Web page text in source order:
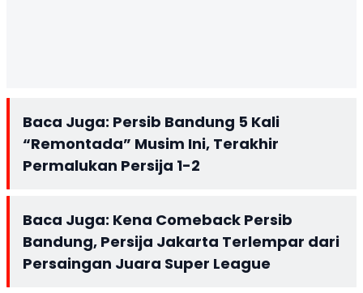
Baca Juga: Persib Bandung 5 Kali
“Remontada” Musim Ini, Terakhir
Permalukan Persija 1-2
Baca Juga: Kena Comeback Persib
Bandung, Persija Jakarta Terlempar dari
Persaingan Juara Super League